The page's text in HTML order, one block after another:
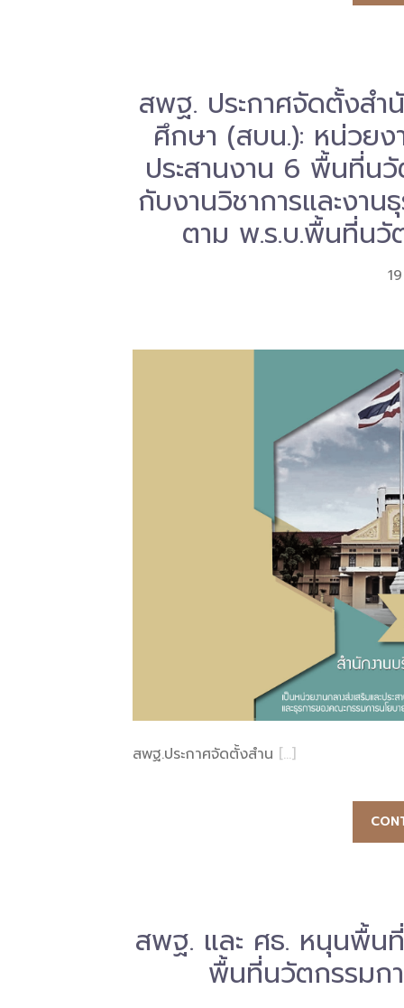
สพฐ. ประกาศจัดตั้งสำ
ศึกษา (สบน.): หน่วย
ประสานงาน 6 พื้นที่น
กับงานวิชาการและงา
ตาม พ.ร.บ.พื้นที่นวั
สพฐ.ประกาศจัดตั้งสำน […]
สพฐ. และ ศธ. หนุนพื้น
พื้นที่นวัตกรรมก